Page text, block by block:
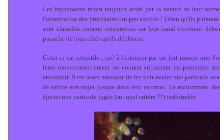
Les bryozoaires m'ont toujours attiré par la beauté de leur
l'observation des protozaires un peu excités ! ) bien qu'ils
sont classifiés comme ectoproctes car leur canal excréteur
panache de bras ciliés qu'ils déploient.
Celui ci est retractile , tiré à l'intérieur par un fort muscle que
leurs mouvements créent un courant entrainant les particules
entonnoir. Il est assez amusant de les voir avaler une particule
de suivre son trajet jusque dans leur estomac. Le mouvement
éjecter une particule jugée (sur quel critère ??) indésirable